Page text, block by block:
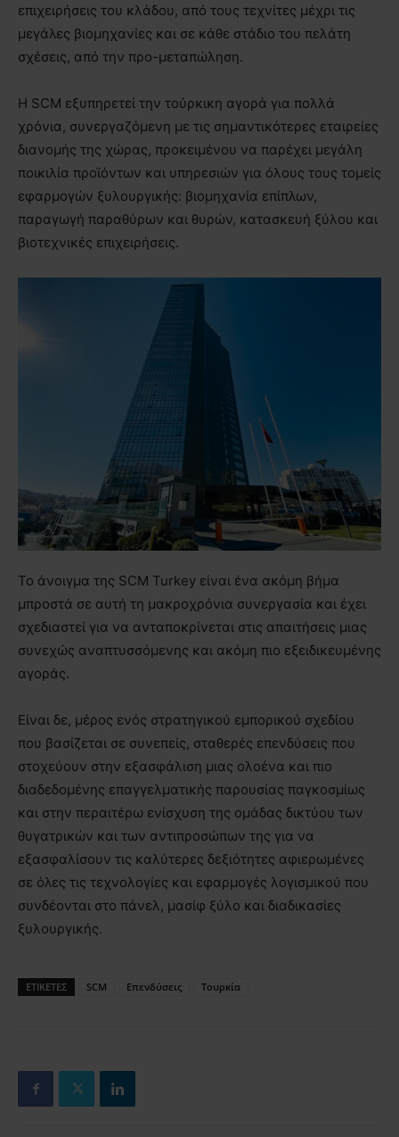
επιχειρήσεις του κλάδου, από τους τεχνίτες μέχρι τις
μεγάλες βιομηχανίες και σε κάθε στάδιο του πελάτη
σχέσεις, από την προ-μεταπώληση.
Η SCM εξυπηρετεί την τούρκικη αγορά για πολλά
χρόνια, συνεργαζόμενη με τις σημαντικότερες εταιρείες
διανομής της χώρας, προκειμένου να παρέχει μεγάλη
ποικιλία προϊόντων και υπηρεσιών για όλους τους τομείς
εφαρμογών ξυλουργικής: βιομηχανία επίπλων,
παραγωγή παραθύρων και θυρών, κατασκευή ξύλου και
βιοτεχνικές επιχειρήσεις.
Το άνοιγμα της SCM Turkey είναι ένα ακόμη βήμα
μπροστά σε αυτή τη μακροχρόνια συνεργασία και έχει
σχεδιαστεί για να ανταποκρίνεται στις απαιτήσεις μιας
συνεχώς αναπτυσσόμενης και ακόμη πιο εξειδικευμένης
αγοράς.
Είναι δε, μέρος ενός στρατηγικού εμπορικού σχεδίου
που βασίζεται σε συνεπείς, σταθερές επενδύσεις που
στοχεύουν στην εξασφάλιση μιας ολοένα και πιο
διαδεδομένης επαγγελματικής παρουσίας παγκοσμίως
και στην περαιτέρω ενίσχυση της ομάδας δικτύου των
θυγατρικών και των αντιπροσώπων της για να
εξασφαλίσουν τις καλύτερες δεξιότητες αφιερωμένες
σε όλες τις τεχνολογίες και εφαρμογές λογισμικού που
συνδέονται στο πάνελ, μασίφ ξύλο και διαδικασίες
ξυλουργικής.
ΕΤΙΚΕΤΕΣ SCM Επενδύσεις Τουρκία